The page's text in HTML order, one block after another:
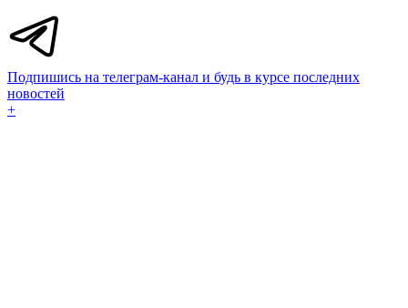
Подпишись на телеграм-канал и будь в курсе последних
новостей
+